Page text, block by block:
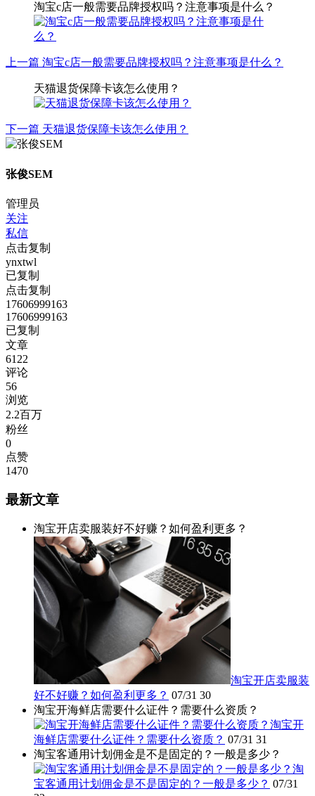
淘宝c店一般需要品牌授权吗？注意事项是什么？
上一篇 淘宝c店一般需要品牌授权吗？注意事项是什么？
天猫退货保障卡该怎么使用？
下一篇 天猫退货保障卡该怎么使用？
张俊SEM
管理员
关注
私信
点击复制
ynxtwl
已复制
点击复制
17606999163
17606999163
已复制
文章
6122
评论
56
浏览
2.2百万
粉丝
0
点赞
1470
最新文章
淘宝开店卖服装好不好赚？如何盈利更多？
淘宝开店卖服装
好不好赚？如何盈利更多？ 07/31 30
淘宝开海鲜店需要什么证件？需要什么资质？
淘宝开
海鲜店需要什么证件？需要什么资质？ 07/31 31
淘宝客通用计划佣金是不是固定的？一般是多少？
淘
宝客通用计划佣金是不是固定的？一般是多少？ 07/31